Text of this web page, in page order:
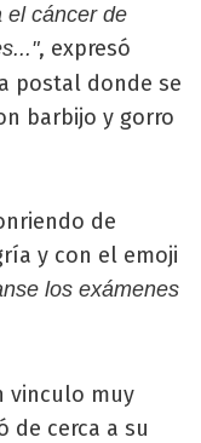
el cáncer de
, expresó
postal donde se
barbijo y gorro
de
y con el emoji
los exámenes
vinculo muy
de cerca a su